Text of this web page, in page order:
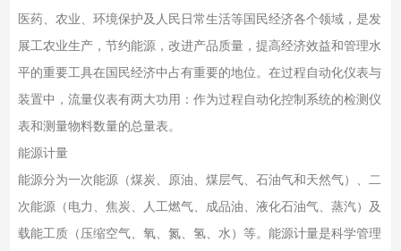
医药、农业、环境保护及人民日常生活等国民经济各个领域，是发
展工农业生产，节约能源，改进产品质量，提高经济效益和管理水
平的重要工具在国民经济中占有重要的地位。在过程自动化仪表与
装置中，流量仪表有两大功用：作为过程自动化控制系统的检测仪
表和测量物料数量的总量表。
能源计量
能源分为一次能源（煤炭、原油、煤层气、石油气和天然气）、二
次能源（电力、焦炭、人工燃气、成品油、液化石油气、蒸汽）及
载能工质（压缩空气、氧、氮、氢、水）等。能源计量是科学管理